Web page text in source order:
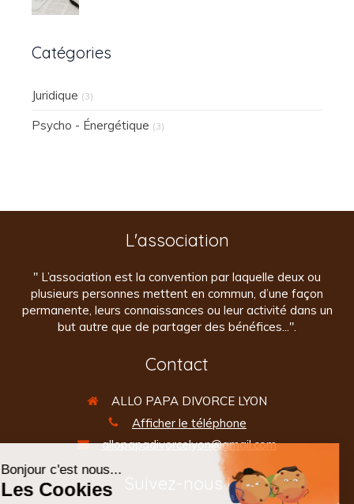
Catégories
Juridique (3)
Psycho - Énergétique (3)
L'association
" L’association est la convention par laquelle deux ou
plusieurs personnes mettent en commun, d’une façon
permanente, leurs connaissances ou leur activité dans un
but autre que de partager des bénéfices...".
Contact
ALLO PAPA DIVORCE LYON
Afficher le téléphone
allopapadivorcelyon@gmail.com
Suivez-nous !